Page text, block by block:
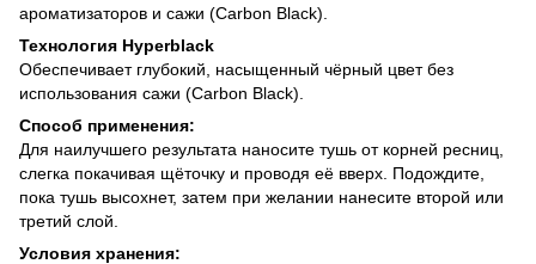
ароматизаторов и сажи (Carbon Black).
Технология Hyperblack
Обеспечивает глубокий, насыщенный чёрный цвет без
использования сажи (Carbon Black).
Способ применения:
Для наилучшего результата наносите тушь от корней ресниц,
слегка покачивая щёточку и проводя её вверх. Подождите,
пока тушь высохнет, затем при желании нанесите второй или
третий слой.
Условия хранения: